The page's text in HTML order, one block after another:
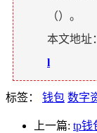
（）。
本文地址：
l
标签： 钱包 数字
上一篇: tp钱